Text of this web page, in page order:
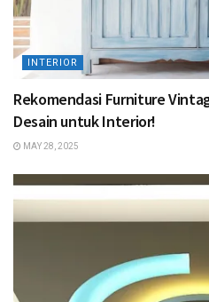
INTERIOR
Rekomendasi Furniture
Desain untuk Interior!
MAY 28, 2025